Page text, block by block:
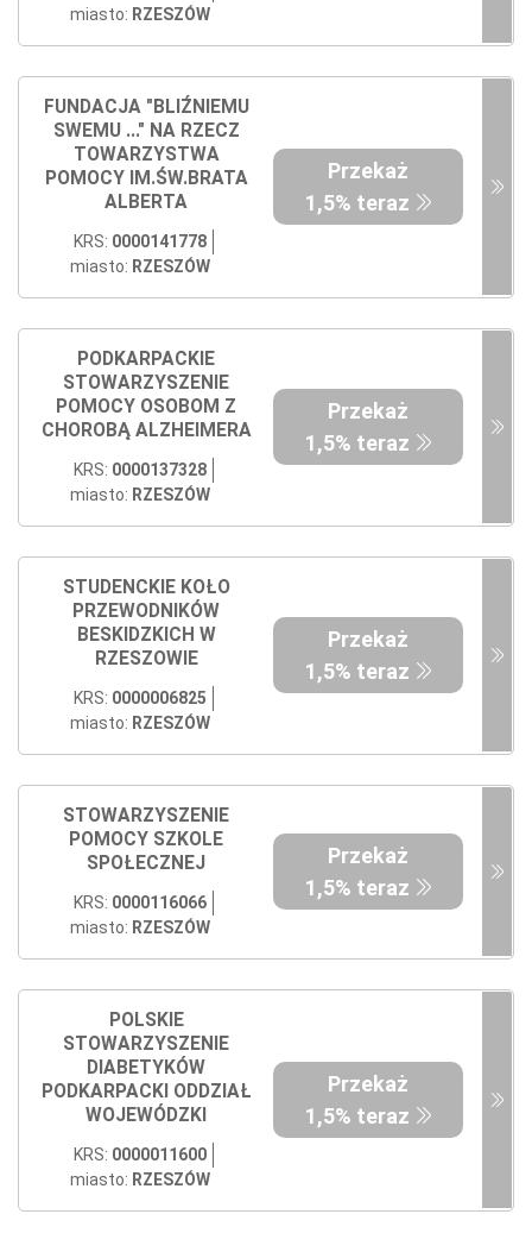
miasto: RZESZÓW
FUNDACJA "BLIŹNIEMU
SWEMU ..." NA RZECZ
TOWARZYSTWA
POMOCY IM.ŚW.BRATA
ALBERTA
KRS: 0000141778
miasto: RZESZÓW
Przekaż
1,5% teraz
PODKARPACKIE
STOWARZYSZENIE
POMOCY OSOBOM Z
CHOROBĄ ALZHEIMERA
KRS: 0000137328
miasto: RZESZÓW
Przekaż
1,5% teraz
STUDENCKIE KOŁO
PRZEWODNIKÓW
BESKIDZKICH W
RZESZOWIE
KRS: 0000006825
miasto: RZESZÓW
Przekaż
1,5% teraz
STOWARZYSZENIE
POMOCY SZKOLE
SPOŁECZNEJ
KRS: 0000116066
miasto: RZESZÓW
Przekaż
1,5% teraz
POLSKIE
STOWARZYSZENIE
DIABETYKÓW
PODKARPACKI ODDZIAŁ
WOJEWÓDZKI
KRS: 0000011600
miasto: RZESZÓW
Przekaż
1,5% teraz